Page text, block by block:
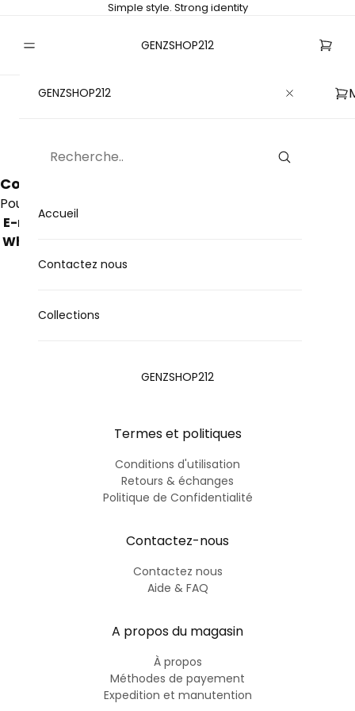
Simple style. Strong identity
GENZSHOP212
GENZSHOP212
Accueil
Contactez nous
Collections
Contactez-nous — GENZSHOP
Pour toute question ou demande d’assistance :
E-mail :Genzshop212@gmail.com
WhatsApp :
GENZSHOP212
Termes et politiques
Conditions d'utilisation
Retours & échanges
Politique de Confidentialité
Contactez-nous
Contactez nous
Aide & FAQ
A propos du magasin
À propos
Méthodes de payement
Expedition et manutention